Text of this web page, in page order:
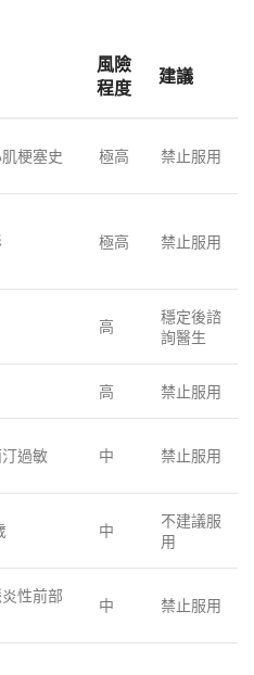
風險
程度
建議
梗塞史 極高 禁止服用
極高 禁止服用
高
穩定後諮
詢醫生
高 禁止服用
過敏 中 禁止服用
中
不建議服
用
性前部
中 禁止服用